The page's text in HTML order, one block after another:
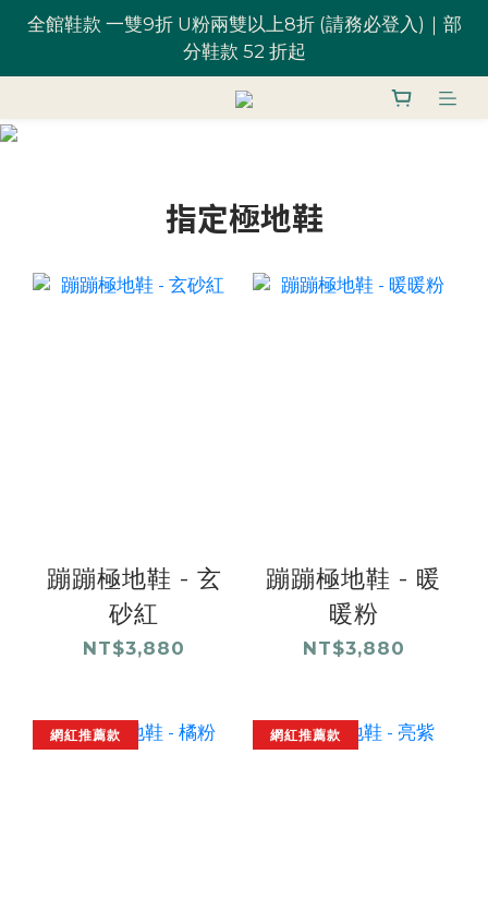
全館鞋款 一雙9折 U粉兩雙以上8折 (請務必登入)｜部
分鞋款 52 折起
全館鞋款 一雙9折 U粉兩雙以上8折 (請務必登入)｜部
分鞋款 52 折起
台灣滿 $1,700 享免運優惠
分鞋款 52 折起
指定極地鞋
蹦蹦極地鞋 - 玄
砂紅
NT$3,880
蹦蹦極地鞋 - 暖
暖粉
NT$3,880
網紅推薦款 網紅推薦款